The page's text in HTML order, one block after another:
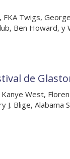
FKA Twigs,
Ben Howard,
de
West,
J. Blige, Alabama